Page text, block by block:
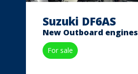
Suzuki DF6AS
New Outboard engines
For sale